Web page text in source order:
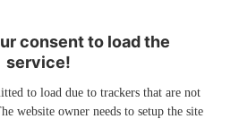
consent to load the
service!
to load due to trackers that are not
website owner needs to setup the site